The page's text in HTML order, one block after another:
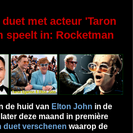
met acteur 'Taron
speelt in: Rocketman
de huid van Elton John in de
deze maand in première
duet verschenen waarop de